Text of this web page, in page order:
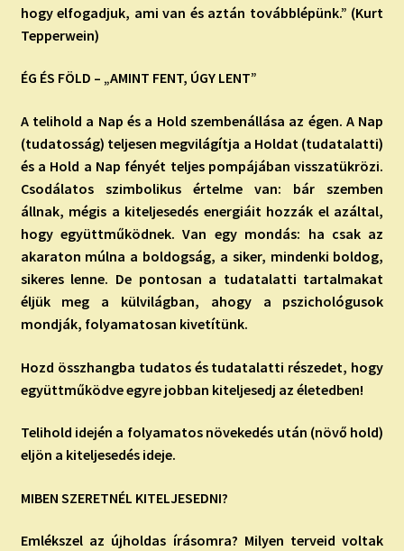
hogy elfogadjuk, ami van és aztán továbblépünk.” (Kurt
Tepperwein)
ÉG ÉS FÖLD – „AMINT FENT, ÚGY LENT”
A telihold a Nap és a Hold szembenállása az égen. A Nap
(tudatosság) teljesen megvilágítja a Holdat (tudatalatti)
és a Hold a Nap fényét teljes pompájában visszatükrözi.
Csodálatos szimbolikus értelme van: bár szemben
állnak, mégis a kiteljesedés energiáit hozzák el azáltal,
hogy együttműködnek. Van egy mondás: ha csak az
akaraton múlna a boldogság, a siker, mindenki boldog,
sikeres lenne. De pontosan a tudatalatti tartalmakat
éljük meg a külvilágban, ahogy a pszichológusok
mondják, folyamatosan kivetítünk.
Hozd összhangba tudatos és tudatalatti részedet, hogy
együttműködve egyre jobban kiteljesedj az életedben!
Telihold idején a folyamatos növekedés után (növő hold)
eljön a kiteljesedés ideje.
MIBEN SZERETNÉL KITELJESEDNI?
Emlékszel az újholdas írásomra? Milyen terveid voltak